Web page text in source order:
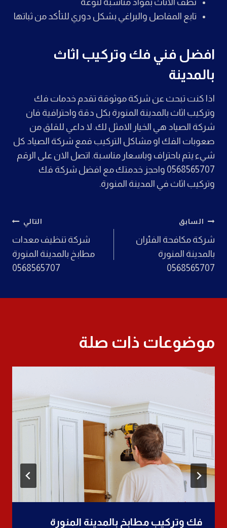
نظف الاثاث بمواد مناسبة لنوعه
تابع المفاصل والبراغي بشكل دوري للتأكد من ثباتها
افضل فني فك وتركيب اثاث
بالمدينة
اذا كنت تبحث عن شركة موثوقة تقدم خدمات فك
وتركيب اثاث بالمدينة المنورة بكل دقة واحترافية فان
شركة الصياد هي الخيار الامثل لك. لا داعي للقلق من
صعوبات الفك او مشاكل التركيب فمع شركة الصياد كل
شيء يتم باحتراف وباسعار مناسبة. اتصل الان على الرقم
0568565707 واحجز خدمتك مع افضل شركة فك
وتركيب اثاث في المدينة المنورة.
تصفّح
المقالات
السابق
شركة مكافحة الفئران
بالمدينة المنورة
0568565707
التالي
شركة تنظيف معدات
مطابخ بالمدينة المنورة
0568565707
موضوعات ذات صلة
فك وتركيب مطابخ بالمدينة المنورة